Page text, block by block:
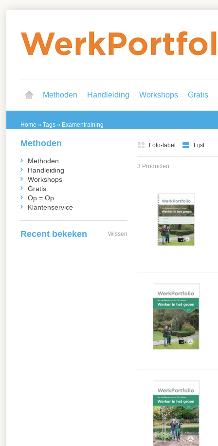
Methoden Handleiding Workshops Gratis
Home » Tags » Examentraining
Foto-tabel Lijst
3 Producten
Methoden
Methoden
Handleiding
Workshops
Gratis
Op = Op
Klantenservice
Recent bekeken Wissen